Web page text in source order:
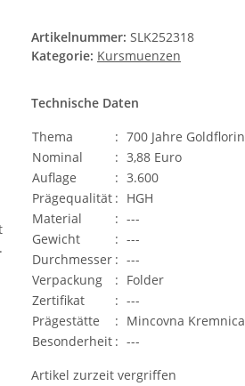
Artikelnummer: SLK252318
Kategorie: Kursmuenzen
Technische Daten
Thema
: 700 Jahre Goldflorin
Nominal
: 3,88 Euro
Auflage
: 3.600
Prägequalität : HGH
Material
: ---
Gewicht
: ---
Durchmesser : ---
Verpackung
: Folder
Zertifikat
: ---
Prägestätte
: Mincovna Kremnica
Besonderheit : ---
Artikel zurzeit vergriffen